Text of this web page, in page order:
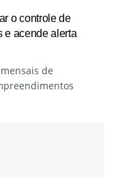
o controle de
e acende alerta
de